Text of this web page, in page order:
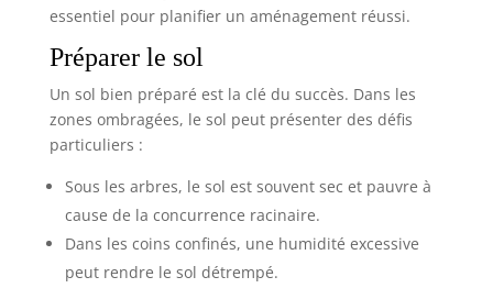
essentiel pour planifier un aménagement réussi.
Préparer le sol
Un sol bien préparé est la clé du succès. Dans les
zones ombragées, le sol peut présenter des défis
particuliers :
Sous les arbres, le sol est souvent sec et pauvre à
cause de la concurrence racinaire.
Dans les coins confinés, une humidité excessive
peut rendre le sol détrempé.